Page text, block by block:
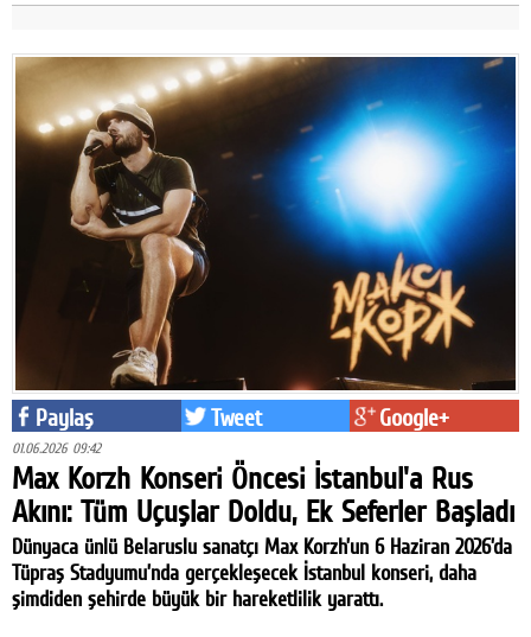
Paylaş Tweet Google+
01.06.2026 09:42
Max Korzh Konseri Öncesi İstanbul'a Rus
Akını: Tüm Uçuşlar Doldu, Ek Seferler Başladı
Dünyaca ünlü Belaruslu sanatçı Max Korzh’un 6 Haziran 2026’da
Tüpraş Stadyumu’nda gerçekleşecek İstanbul konseri, daha
şimdiden şehirde büyük bir hareketlilik yarattı.